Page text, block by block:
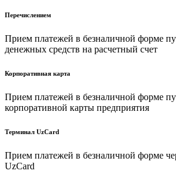
Перечислением
Прием платежей в безналичной форме
денежных средств на расчетный счет
Корпоративная карта
Прием платежей в безналичной форме
корпоративной карты предприятия
Терминал UzCard
Прием платежей в безналичной форме
UzCard